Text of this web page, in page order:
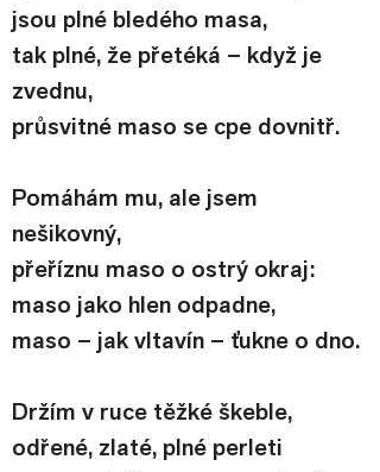
jsou plné bledého masa,
tak plné, že přetéká – když je
zvednu,
průsvitné maso se cpe dovnitř.
Pomáhám mu, ale jsem
nešikovný,
přeříznu maso o ostrý okraj:
maso jako hlen odpadne,
maso – jak vltavín – ťukne o dno.
Držím v ruce těžké škeble,
odřené, zlaté, plné perleti